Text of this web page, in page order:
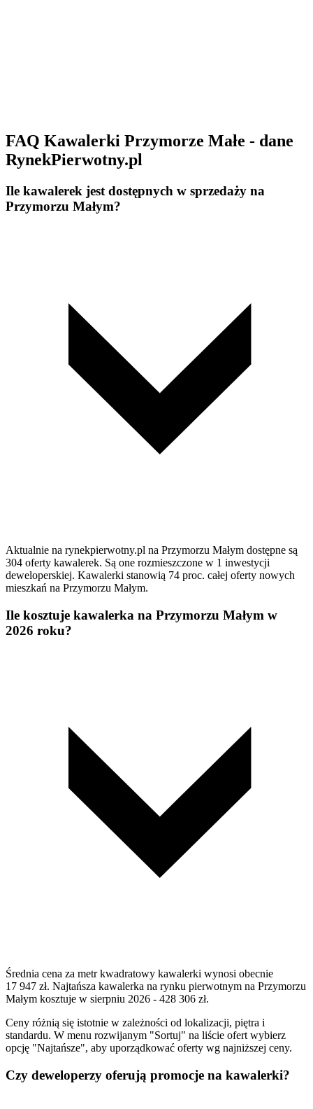
FAQ Kawalerki Przymorze Małe - dane
RynekPierwotny.pl
Ile kawalerek jest dostępnych w sprzedaży na
Przymorzu Małym?
Aktualnie na rynekpierwotny.pl na Przymorzu Małym dostępne są
304 oferty kawalerek. Są one rozmieszczone w 1 inwestycji
deweloperskiej. Kawalerki stanowią 74 proc. całej oferty nowych
mieszkań na Przymorzu Małym.
Ile kosztuje kawalerka na Przymorzu Małym w
2026 roku?
Średnia cena za metr kwadratowy kawalerki wynosi obecnie
17 947 zł. Najtańsza kawalerka na rynku pierwotnym na Przymorzu
Małym kosztuje w sierpniu 2026 - 428 306 zł.
Ceny różnią się istotnie w zależności od lokalizacji, piętra i
standardu. W menu rozwijanym "Sortuj" na liście ofert wybierz
opcję "Najtańsze", aby uporządkować oferty wg najniższej ceny.
Czy deweloperzy oferują promocje na kawalerki?